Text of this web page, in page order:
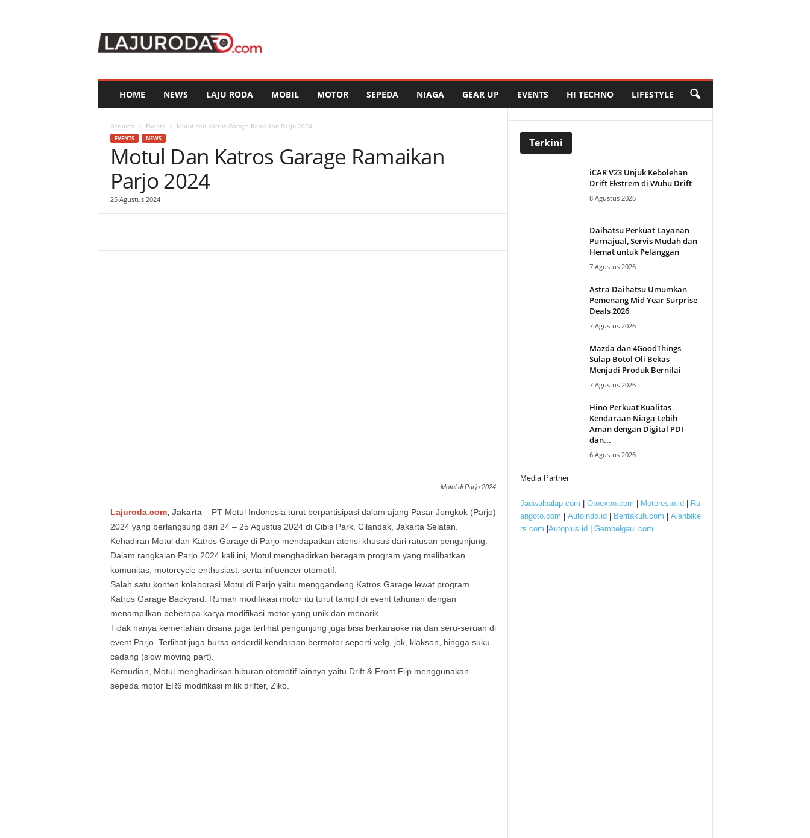
u
HOME NEWS LAJU RODA MOBIL MOTOR SEPEDA NIAGA GEAR UP EVENTS HI TECHNO LIFESTYLE
Beranda Events Motul dan Katros Garage Ramaikan Parjo 2024
EVENTS NEWS
Motul Dan Katros Garage Ramaikan
Parjo 2024
25 Agustus 2024
Motul di Parjo 2024
Lajuroda.com, Jakarta– PT Motul Indonesia turut berpartisipasi dalam ajang Pasar Jongkok (Parjo)
2024 yang berlangsung dari 24 – 25 Agustus 2024 di Cibis Park, Cilandak, Jakarta Selatan.
Kehadiran Motul dan Katros Garage di Parjo mendapatkan atensi khusus dari ratusan pengunjung.
Dalam rangkaian Parjo 2024 kali ini, Motul menghadirkan beragam program yang melibatkan
komunitas, motorcycle enthusiast, serta influencer otomotif.
Salah satu konten kolaborasi Motul di Parjo yaitu menggandeng Katros Garage lewat program
Katros Garage Backyard. Rumah modifikasi motor itu turut tampil di event tahunan dengan
menampilkan beberapa karya modifikasi motor yang unik dan menarik.
Tidak hanya kemeriahan disana juga terlihat pengunjung juga bisa berkaraoke ria dan seru-seruan di
event Parjo. Terlihat juga bursa onderdil kendaraan bermotor seperti velg, jok, klakson, hingga suku
cadang (slow moving part).
Kemudian, Motul menghadirkan hiburan otomotif lainnya yaitu Drift & Front Flip menggunakan
sepeda motor ER6 modifikasi milik drifter, Ziko.
Terkini
iCAR V23 Unjuk Kebolehan
Drift Ekstrem di Wuhu Drift
8 Agustus 2026
Daihatsu Perkuat Layanan
Purnajual, Servis Mudah dan
Hemat untuk Pelanggan
7 Agustus 2026
Astra Daihatsu Umumkan
Pemenang Mid Year Surprise
Deals 2026
7 Agustus 2026
Mazda dan 4GoodThings
Sulap Botol Oli Bekas
Menjadi Produk Bernilai
7 Agustus 2026
Hino Perkuat Kualitas
Kendaraan Niaga Lebih
Aman dengan Digital PDI
dan...
6 Agustus 2026
Media Partner
Jadwalbalap.com Otoexpo.com Motoresto.id
Ru
angoto.com
Autoindo.id Beritakuh.com
Alanbike
rs.com Autoplus.id Gembelgaul.com